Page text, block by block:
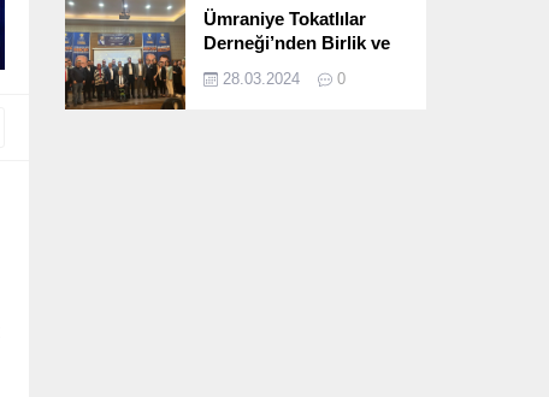
Ümraniye Tokatlılar
Derneği’nden Birlik ve
Programı
28.03.2024 0